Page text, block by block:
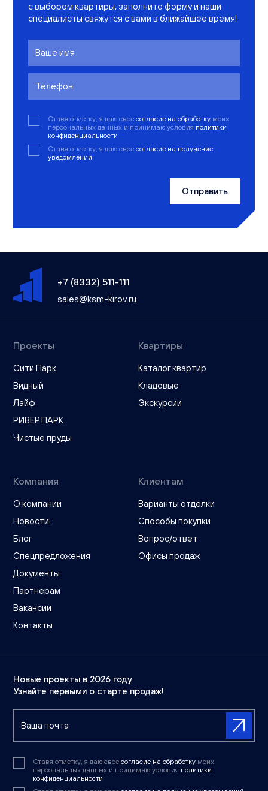
с выбором квартиры, заполните форму и наши
специалисты свяжутся с вами в ближайшее время!
Ставя отметку, я даю свое согласие на обработку моих
персональных данных и принимаю условия политики
конфиденциальности
Ставя отметку, я даю свое согласие на получение
уведомлений
Отправить
+7 (8332) 511-111
sales@ksm-kirov.ru
Проекты
Сити Парк
Видный
Лайф
РИВЕР ПАРК
Чистые пруды
Квартиры
Каталог квартир
Кладовые
Экскурсии
Компания
О компании
Новости
Блог
Спецпредложения
Документы
Партнерам
Вакансии
Контакты
Клиентам
Варианты отделки
Способы покупки
Вопрос/ответ
Офисы продаж
Новые проекты в 2026 году
Узнайте первыми о старте продаж!
Ставя отметку, я даю свое согласие на обработку моих
персональных данных и принимаю условия политики
конфиденциальности